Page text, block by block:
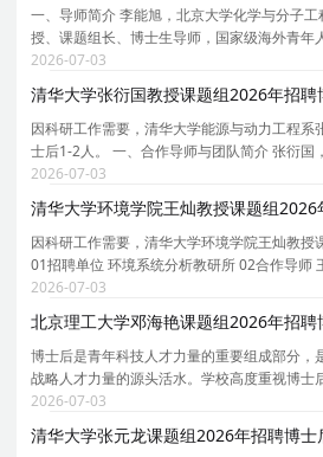
一、导师简介 李能旭，北京大学化学与分子
授、课题组长、博士生导师，国家级海外青年
京大学材料科学与工程学院，师从周欢萍教授
罗来纳教堂山分校黄劲松课题组任职博士后，
2026-07-03
清华大学张衍国教授课题组2026年招聘
因科研工作需要，清华大学能源与动力工程系
士后1-2人。 一、合作导师与团队简介 张衍国
长聘教授、博士生导师。课题组团队以资源、
心，致力于可燃固废/生物质能源化/资源化、
2026-07-03
清华大学环境学院王灿教授课题组
因科研工作需要，清华大学环境学院王灿教授
01招聘单位 环境系统分析教研所 02合作导师
容 依托课题组牵头负责的京津冀环境综合治理
目，主要围绕人工智能驱动的温室气体排放精
2026-07-03
北京理工大学邓海艳课题组2026年招聘
博士后是青年科技人才力量的重要组成部分，
战略人才力量的源头活水。学校高度重视博士
建设纳入学校师资队伍建设工作全局中统一谋
持续推动博士后队伍规模倍增、质量倍增、效
2026-07-03
清华大学张元龙课题组2026年招聘博士